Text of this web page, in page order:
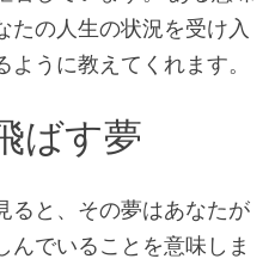
たの人生の状況を受け入
うに教えてくれます。
ばす夢
ると、その夢はあなたが
んでいることを意味しま